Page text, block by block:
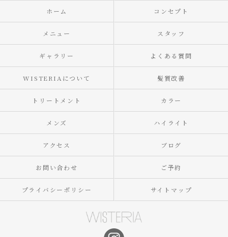
ホーム コンセプト
メニュー スタッフ
ギャラリー よくある質問
WISTERIAについて 髪質改善
トリートメント カラー
メンズ ハイライト
アクセス ブログ
お問い合わせ ご予約
プライバシーポリシー サイトマップ